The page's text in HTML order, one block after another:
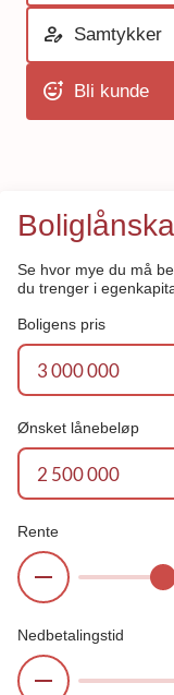
Samtykker
person_edit
Bli kunde
add_reaction
Se hvor mye du må
du trenger i
Boligens pris
Ønsket lånebeløp
Rente
Nedbetalingstid